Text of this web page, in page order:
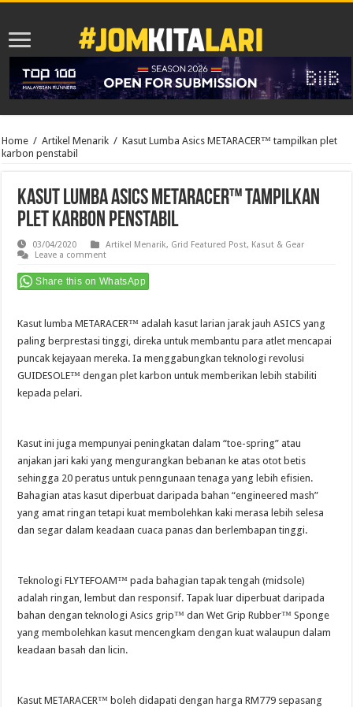
Home / Artikel Menarik / Kasut Lumba Asics METARACER™ tampilkan plet
karbon penstabil
Kasut Lumba Asics METARACER™ tampilkan
plet karbon penstabil
03/04/2020 Artikel Menarik, Grid Featured Post, Kasut & Gear
Leave a comment
Share this on WhatsApp
Kasut lumba METARACER™ adalah kasut larian jarak jauh ASICS yang
paling berprestasi tinggi, direka untuk membantu para atlet mencapai
puncak kejayaan mereka. Ia menggabungkan teknologi revolusi
GUIDESOLE™ dengan plet karbon untuk memberikan lebih stabiliti
kepada pelari.
Kasut ini juga mempunyai peningkatan dalam “toe-spring” atau
anjakan jari kaki yang mengurangkan bebanan ke atas otot betis
sehingga 20 peratus untuk penngunaan tenaga yang lebih efisien.
Bahagian atas kasut diperbuat daripada bahan “engineered mash”
yang amat ringan tetapi kuat membolehkan kaki merasa lebih selesa
dan segar dalam keadaan cuaca panas dan berlembapan tinggi.
Teknologi FLYTEFOAM™ pada bahagian tapak tengah (midsole)
adalah ringan, lembut dan responsif. Tapak luar diperbuat daripada
bahan dengan teknologi Asics grip™ dan Wet Grip Rubber™ Sponge
yang membolehkan kasut mencengkam dengan kuat walaupun dalam
keadaan basah dan licin.
Kasut METARACER™ boleh didapati dengan harga RM779 sepasang